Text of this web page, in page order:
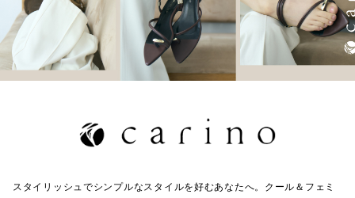
スタイリッシュでシンプルなスタイルを好むあなたへ。クール＆フェミ